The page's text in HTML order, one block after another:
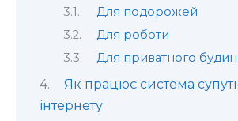
Для подорожей
Для роботи
Для приватного
Як працює система
інтернету